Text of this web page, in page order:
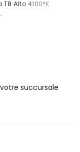
Alto 4100°K
succursale